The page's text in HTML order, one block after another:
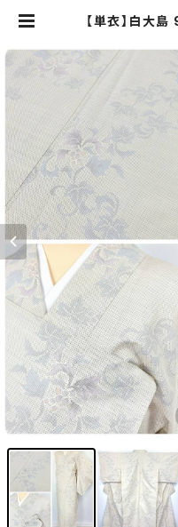
【単衣】白大
29 |
e] キ